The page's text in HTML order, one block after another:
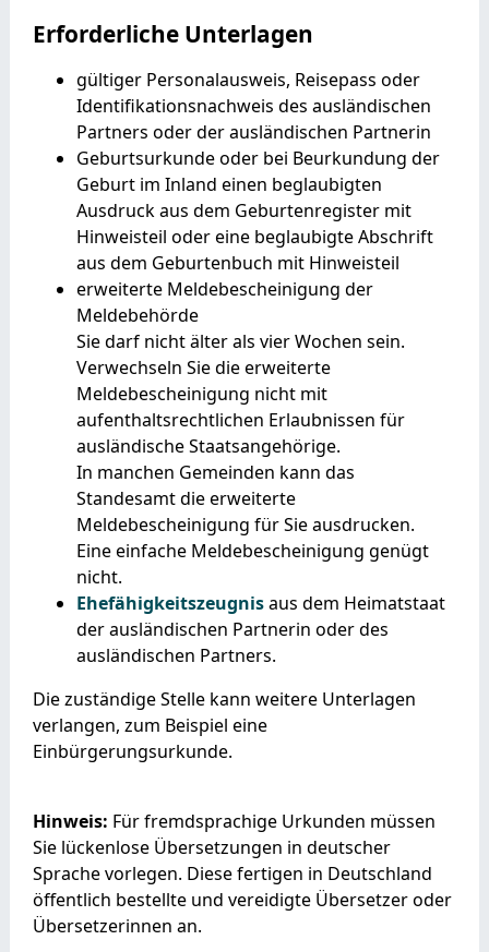
Erforderliche Unterlagen
gültiger Personalausweis, Reisepass oder
Identifikationsnachweis des ausländischen
Partners oder der ausländischen Partnerin
Geburtsurkunde oder bei Beurkundung der
Geburt im Inland einen beglaubigten
Ausdruck aus dem Geburtenregister mit
Hinweisteil oder eine beglaubigte Abschrift
aus dem Geburtenbuch mit Hinweisteil
erweiterte Meldebescheinigung der
Meldebehörde
Sie darf nicht älter als vier Wochen sein.
Verwechseln Sie die erweiterte
Meldebescheinigung nicht mit
aufenthaltsrechtlichen Erlaubnissen für
ausländische Staatsangehörige.
In manchen Gemeinden kann das
Standesamt die erweiterte
Meldebescheinigung für Sie ausdrucken.
Eine einfache Meldebescheinigung genügt
nicht.
Ehefähigkeitszeugnisaus dem Heimatstaat
der ausländischen Partnerin oder des
ausländischen Partners.
Die zuständige Stelle kann weitere Unterlagen
verlangen, zum Beispiel eine
Einbürgerungsurkunde.
Hinweis: Für fremdsprachige Urkunden müssen
Sie lückenlose Übersetzungen in deutscher
Sprache vorlegen. Diese fertigen in Deutschland
öffentlich bestellte und vereidigte Übersetzer oder
Übersetzerinnen an.